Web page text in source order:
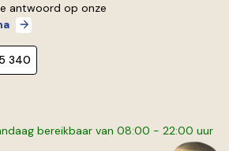
antwoord op onze
340
bereikbaar van 08:00 - 22:00 uur